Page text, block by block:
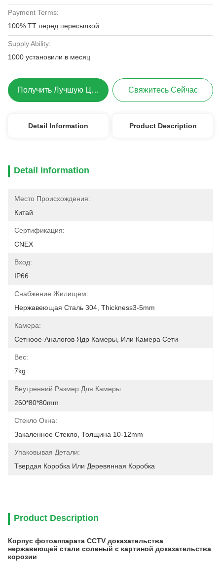
Payment Terms:
100% TT перед пересылкой
Supply Ability:
1000 установили в месяц
Получить Лучшую Цену Свяжитесь Сейчас
Detail Information Product Description
Detail Information
Место Происхождения:
Китай
Сертификация:
CNEX
Вход:
IP66
Снабжение Жилищем:
Нержавеющая Сталь 304, Thickness3-5mm
Камера:
Сетноое-Аналогов Ядр Камеры, Или Камера Сети
Вес:
7kg
Внутренний Размер Для Камеры:
260*80*80mm
Стекло Окна:
Закаленное Стекло, Толщина 10-12mm
Упаковывая Детали:
Твердая Коробка Или Деревянная Коробка
Product Description
Корпус фотоаппарата CCTV доказательства
нержавеющей стали соленый с картиной доказательства
корозии